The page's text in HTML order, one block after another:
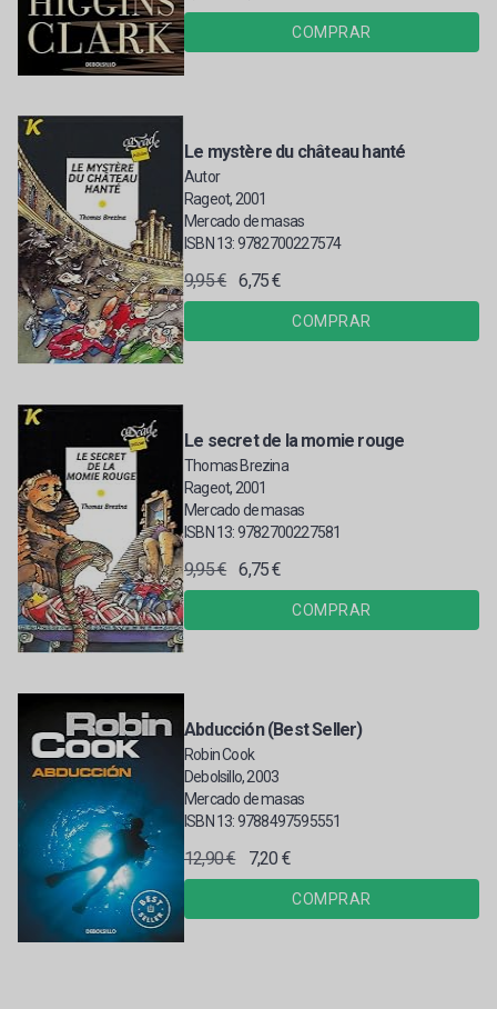
COMPRAR
Le mystère du château hanté
Autor
Rageot, 2001
Mercado de masas
ISBN 13: 9782700227574
9,95 € 6,75 €
COMPRAR
Le secret de la momie rouge
Thomas Brezina
Rageot, 2001
Mercado de masas
ISBN 13: 9782700227581
9,95 € 6,75 €
COMPRAR
Abducción (Best Seller)
Robin Cook
Debolsillo, 2003
Mercado de masas
ISBN 13: 9788497595551
12,90 € 7,20 €
COMPRAR